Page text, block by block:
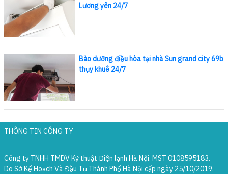
Lương yên 24/7
Bảo dưỡng điều hòa tại nhà Sun grand city 69b
thụy khuê 24/7
THÔNG TIN CÔNG TY
Công ty TNHH TMDV Kỹ thuật Điện lạnh Hà Nội. MST 0108595183.
Do Sở Kế Hoạch Và Đầu Tư Thành Phố Hà Nội cấp ngày 25/10/2019.